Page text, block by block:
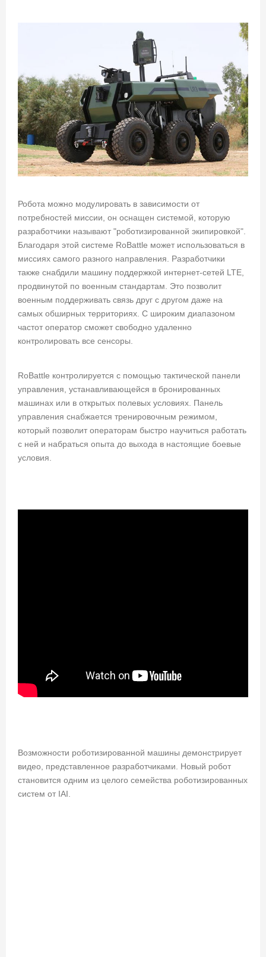
Робота можно модулировать в зависимости от
потребностей миссии, он оснащен системой, которую
разработчики называют "роботизированной экипировкой".
Благодаря этой системе RoBattle может использоваться в
миссиях самого разного направления. Разработчики
также снабдили машину поддержкой интернет-сетей LTE,
продвинутой по военным стандартам. Это позволит
военным поддерживать связь друг с другом даже на
самых обширных территориях. С широким диапазоном
частот оператор сможет свободно удаленно
контролировать все сенсоры.
RoBattle контролируется с помощью тактической панели
управления, устанавливающейся в бронированных
машинах или в открытых полевых условиях. Панель
управления снабжается тренировочным режимом,
который позволит операторам быстро научиться работать
с ней и набраться опыта до выхода в настоящие боевые
условия.
Возможности роботизированной машины демонстрирует
видео, представленное разработчиками. Новый робот
становится одним из целого семейства роботизированных
систем от IAI.